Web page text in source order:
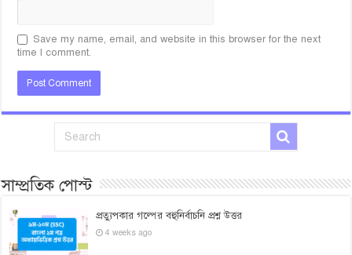
Save my name, email, and website in this browser for the next
time I comment.
সাম্প্রতিক পোস্ট
প্রত্যুপকার গল্পের বহুনির্বাচনি প্রশ্ন উত্তর
4 weeks ago